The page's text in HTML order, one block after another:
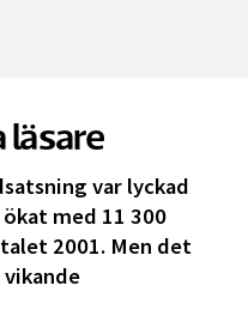
läsare
var lyckad
med 11 300
2001. Men det